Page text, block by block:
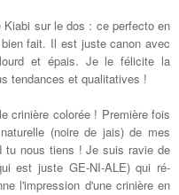
sur le dos : ce perfecto en
fait. Il est juste canon avec
et épais. Je le félicite la
tendances et qualitatives !
crinière colorée ! Première fois
(noire de jais) de mes
tu nous tiens ! Je suis ravie de
est juste GE-NI-ALE) qui ré-
l'impression d'une crinière en